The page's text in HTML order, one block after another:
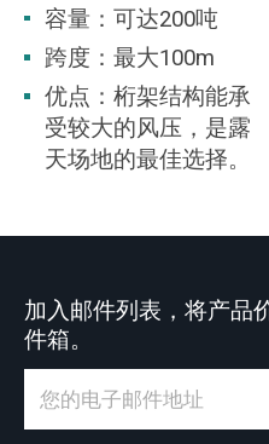
容量：可达200吨
跨度：最大100m
优点：桁架结构能承
受较大的风压，是露
天场地的最佳选择。
加入邮件列表，将产品
件箱。